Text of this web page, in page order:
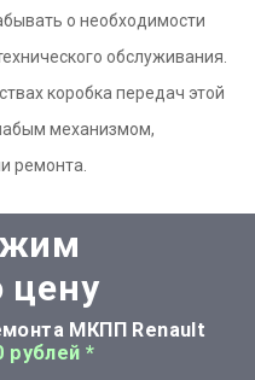
о необходимости
обслуживания.
коробка передач этой
механизмом,
ремонта.
МКПП Renault
рублей *